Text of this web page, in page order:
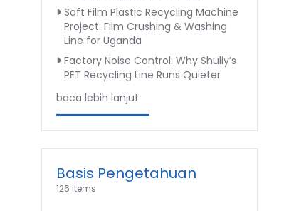
Soft Film Plastic Recycling Machine
Project: Film Crushing & Washing
Line for Uganda
Factory Noise Control: Why Shuliy’s
PET Recycling Line Runs Quieter
baca lebih lanjut
Basis Pengetahuan
126 Items